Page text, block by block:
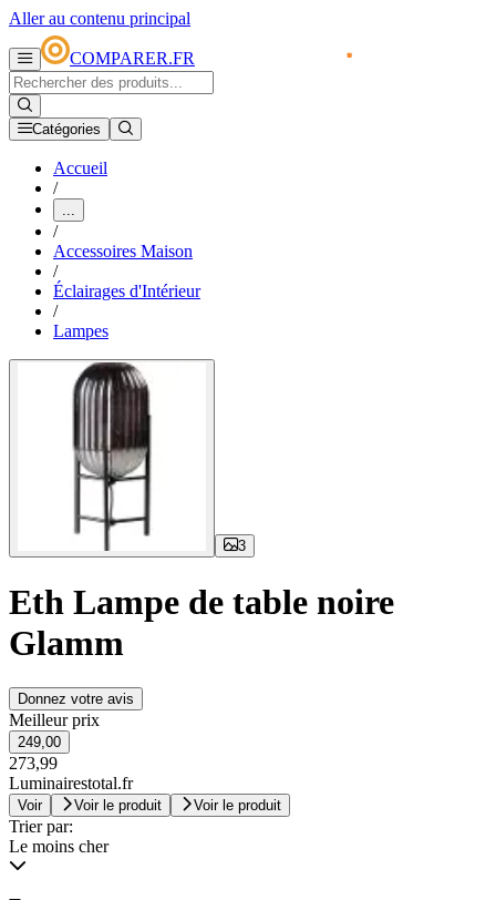
Aller au contenu principal
COMPARER.FR
Catégories
Accueil
/
...
/
Accessoires Maison
/
Éclairages d'Intérieur
/
Lampes
3
Eth Lampe de table noire
Glamm
Donnez votre avis
Meilleur prix
249,00
273,99
Luminairestotal.fr
Voir Voir le produit Voir le produit
Trier par:
Le moins cher